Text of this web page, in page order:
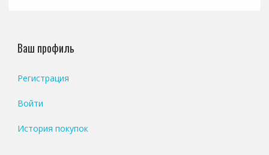
Ваш профиль
Регистрация
Войти
История покупок